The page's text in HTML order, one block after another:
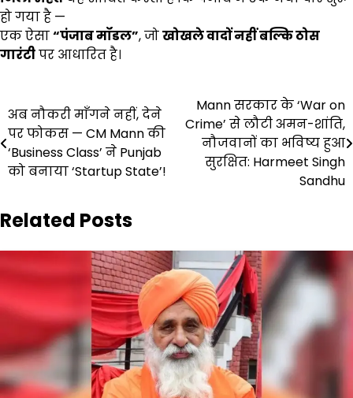
हो गया है —
एक ऐसा“पंजाब मॉडल”, जोखोखले वादों नहीं बल्कि ठोस
गारंटीपर आधारित है।
Post
navigation
अब नौकरी माँगने नहीं, देने
पर फोकस — CM Mann की
‘Business Class’ ने Punjab
को बनाया ‘Startup State’!
Mann सरकार के ‘War on
Crime’ से लौटी अमन-शांति,
नौजवानों का भविष्य हुआ
सुरक्षित: Harmeet Singh
Sandhu
Related Posts